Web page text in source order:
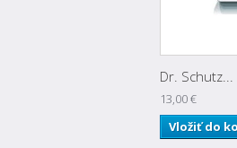
Dr. Schutz...
13,00 €
Vložiť do